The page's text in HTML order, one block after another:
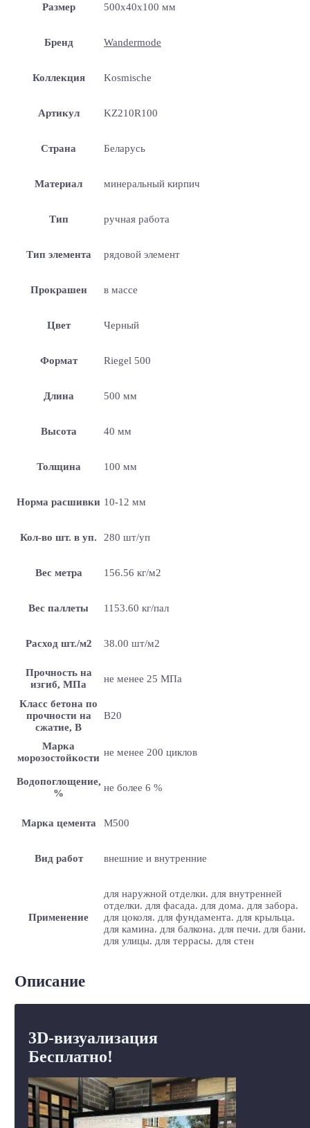
Размер 500x40x100 мм
Бренд Wandermode
Коллекция Kosmische
Артикул KZ210R100
Страна Беларусь
Материал минеральный кирпич
Тип ручная работа
Тип элемента рядовой элемент
Прокрашен в массе
Цвет Черный
Формат Riegel 500
Длина 500 мм
Высота 40 мм
Толщина 100 мм
Норма расшивки 10-12 мм
Кол-во шт. в уп. 280 шт/уп
Вес метра 156.56 кг/м2
Вес паллеты 1153.60 кг/пал
Расход шт./м2 38.00 шт/м2
Прочность на
изгиб, МПа
не менее 25 МПа
Класс бетона по
прочности на
сжатие, В
B20
Марка
морозостойкости не менее 200 циклов
Водопоглощение,
%
не более 6 %
Марка цемента M500
Вид работ внешние и внутренние
Применение
для наружной отделки. для внутренней
отделки. для фасада. для дома. для забора.
для цоколя. для фундамента. для крыльца.
для камина. для балкона. для печи. для бани.
для улицы. для террасы. для стен
Описание
3D-визуализация
Бесплатно!